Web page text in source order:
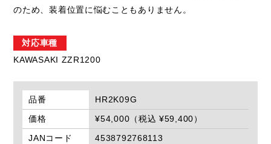
のため、装着位置に悩むこともありません。
対応車種
KAWASAKI ZZR1200
品番
HR2K09G
価格
¥54,000（税込 ¥59,400）
JANコード
4538792768113